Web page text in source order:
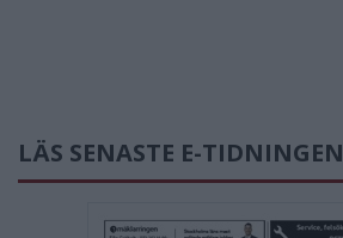
LÄS SENASTE E-TIDNINGEN